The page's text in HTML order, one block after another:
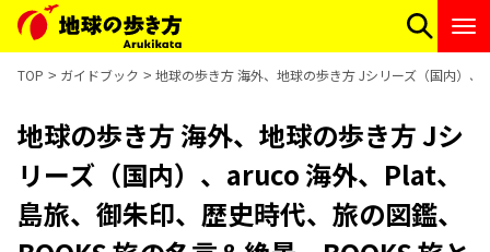
TOP ガイドブック 地球の歩き方 海外、地球の歩き方 Jシリーズ（国内）
地球の歩き方 海外、地球の歩き方 Jシ
リーズ（国内）、aruco 海外、Plat、
島旅、御朱印、歴史時代、旅の図鑑、